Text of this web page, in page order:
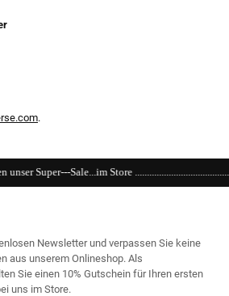
.
Store
Newsletter und verpassen Sie keine
aus unserem Onlineshop. Als
Sie einen 10% Gutschein für Ihren ersten
uns im Store.